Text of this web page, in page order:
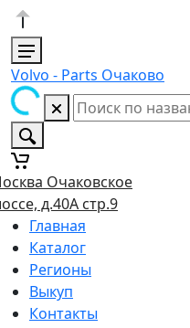
Volvo - Parts Очаково
Очаковское
д.40А стр.9
Главная
Каталог
Регионы
Выкуп
Контакты